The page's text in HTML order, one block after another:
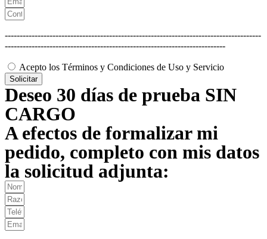
--------------------------------------------------------------------------------------
--------------------------------------------------------------------------
Acepto los Términos y Condiciones de Uso y Servicio
Solicitar
Deseo 30 días de prueba SIN
CARGO
A efectos de formalizar mi
pedido, completo con mis datos
la solicitud adjunta: